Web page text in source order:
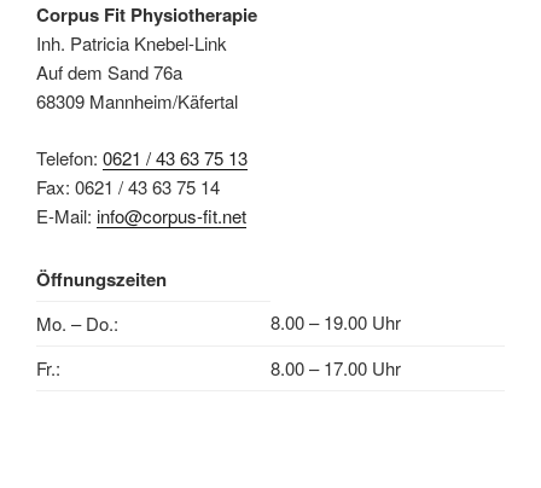
Corpus Fit Physiotherapie
Inh. Patricia Knebel-Link
Auf dem Sand 76a
68309 Mannheim/Käfertal
Telefon: 0621 / 43 63 75 13
Fax: 0621 / 43 63 75 14
E-Mail: info@corpus-fit.net
Öffnungszeiten
Mo. – Do.:
8.00 – 19.00 Uhr
Fr.:
8.00 – 17.00 Uhr